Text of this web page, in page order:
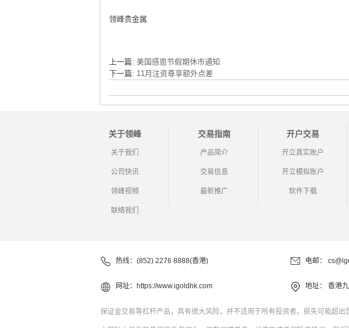
领峰贵金属
上一篇: 美国感恩节假期休市通知
下一篇: 11月注资尊享额外点差
关于领峰
关于我们
公司快讯
领峰视频
联络我们
交易指南
产品简介
交易信息
最新推广
开户交易
开立真实账户
开立模拟账户
软件下载
热线：(852) 2276 8888(香港) 电邮：
网址： https://www.igoldhk.com 地址： 香港
保证金交易等杠杆产品，具有很大风险，并不适用于所有投资者。损失可能超